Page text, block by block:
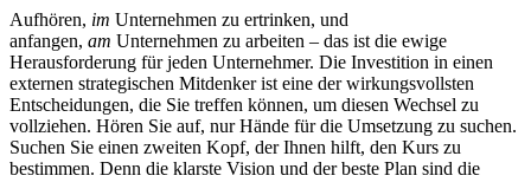
Aufhören, im Unternehmen zu ertrinken, und
anfangen, am Unternehmen zu arbeiten – das ist die ewige
Herausforderung für jeden Unternehmer. Die Investition in einen
externen strategischen Mitdenker ist eine der wirkungsvollsten
Entscheidungen, die Sie treffen können, um diesen Wechsel zu
vollziehen. Hören Sie auf, nur Hände für die Umsetzung zu suchen.
Suchen Sie einen zweiten Kopf, der Ihnen hilft, den Kurs zu
bestimmen. Denn die klarste Vision und der beste Plan sind die